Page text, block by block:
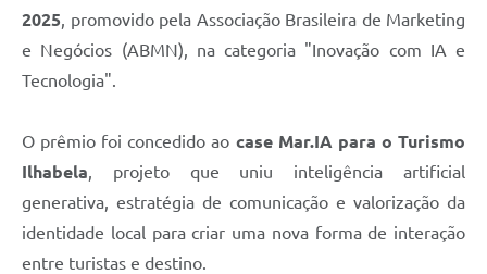
2025 , promovido pela Associação Brasileira de Marketing
e Negócios (ABMN), na categoria "Inovação com IA e
Tecnologia".
O prêmio foi concedido ao case Mar.IA para o Turismo
Ilhabela , projeto que uniu inteligência artificial
generativa, estratégia de comunicação e valorização da
identidade local para criar uma nova forma de interação
entre turistas e destino.